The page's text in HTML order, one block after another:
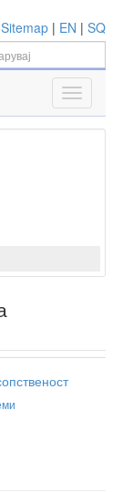
Sitemap | EN | SQ